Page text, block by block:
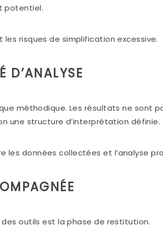
potentiel.
risques de simplification excessive.
D’ANALYSE
méthodique. Les résultats ne sont
une structure d’interprétation définie.
les données collectées et l’analyse
outils est la phase de restitution.